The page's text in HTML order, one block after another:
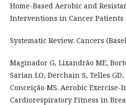
Home-Based Aerobic and
Interventions in Cancer Patients
Systematic Review. Cancers
Maginador G, Lixandrão ME,
Sarian LO, Derchain S, Telles
Conceição MS. Aerobic
Cardiorespiratory Fitness in